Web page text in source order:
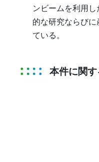
ンビームを利用
的な研究ならび
ている。
本件に関